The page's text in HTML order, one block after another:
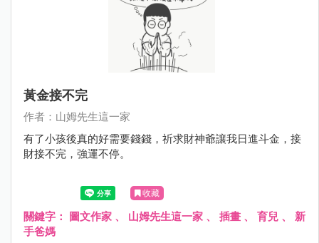
黃金接不完
作者：山姆先生這一家
有了小孩後真的好需要錢錢，祈求財神爺讓我日進斗金，接
財接不完，強運不停。
收藏
關鍵字： 圖文作家 、 山姆先生這一家 、 插畫 、 育兒 、 新
手爸媽